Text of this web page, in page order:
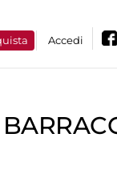
Accedi